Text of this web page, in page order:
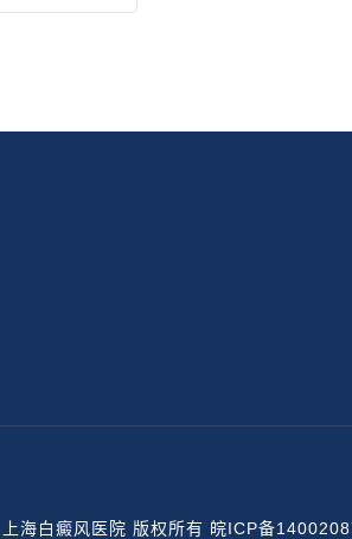
海白癜风医院 版权所有 皖ICP备